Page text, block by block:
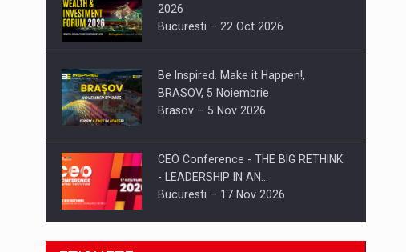
2026
Bucuresti – 22 Oct 2026
Be Inspired. Make it Happen!,
BRASOV, 5 Noiembrie
Brasov – 5 Nov 2026
CEO Conference - THE BIG RETHINK
- LEADERSHIP IN AN…
Bucuresti – 17 Nov 2026
Be Inspired. Make it Happen!, CLUJ, 9